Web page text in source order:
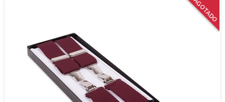
AGOTADO